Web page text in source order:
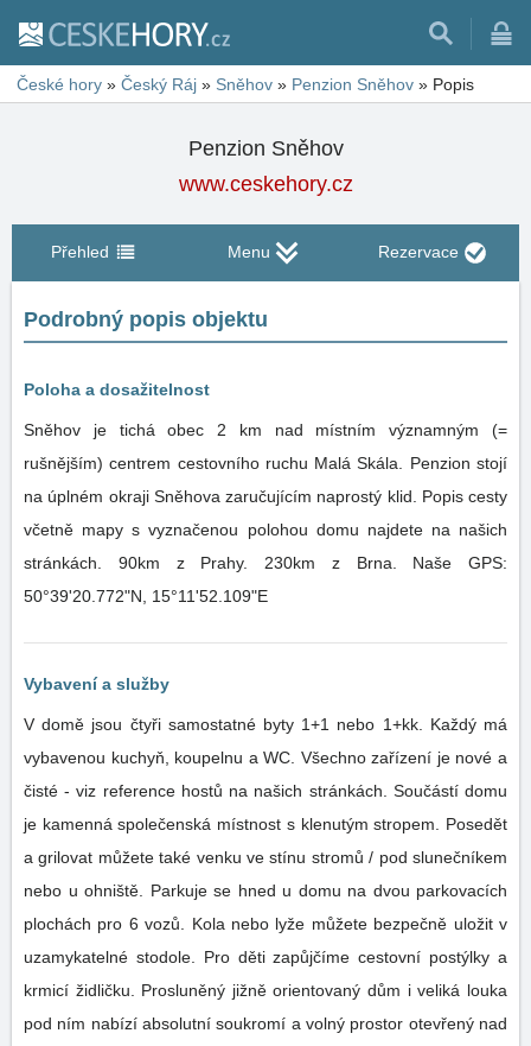
České hory » Český Ráj » Sněhov » Penzion Sněhov » Popis
Penzion Sněhov
www.ceskehory.cz
Přehled Menu Rezervace
Podrobný popis objektu
Poloha a dosažitelnost
Sněhov je tichá obec 2 km nad místním významným (=
rušnějším) centrem cestovního ruchu Malá Skála. Penzion stojí
na úplném okraji Sněhova zaručujícím naprostý klid. Popis cesty
včetně mapy s vyznačenou polohou domu najdete na našich
stránkách. 90km z Prahy. 230km z Brna. Naše GPS:
50°39'20.772"N, 15°11'52.109"E
Vybavení a služby
V domě jsou čtyři samostatné byty 1+1 nebo 1+kk. Každý má
vybavenou kuchyň, koupelnu a WC. Všechno zařízení je nové a
čisté - viz reference hostů na našich stránkách. Součástí domu
je kamenná společenská místnost s klenutým stropem. Posedět
a grilovat můžete také venku ve stínu stromů / pod slunečníkem
nebo u ohniště. Parkuje se hned u domu na dvou parkovacích
plochách pro 6 vozů. Kola nebo lyže můžete bezpečně uložit v
uzamykatelné stodole. Pro děti zapůjčíme cestovní postýlky a
krmicí židličku. Prosluněný jižně orientovaný dům i veliká louka
pod ním nabízí absolutní soukromí a volný prostor otevřený nad